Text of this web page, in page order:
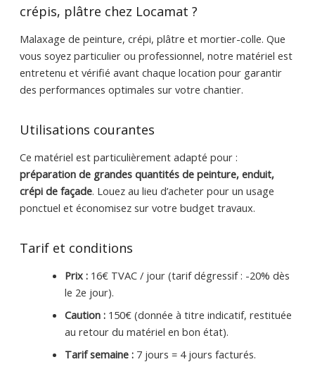
crépis, plâtre chez Locamat ?
Malaxage de peinture, crépi, plâtre et mortier-colle. Que
vous soyez particulier ou professionnel, notre matériel est
entretenu et vérifié avant chaque location pour garantir
des performances optimales sur votre chantier.
Utilisations courantes
Ce matériel est particulièrement adapté pour :
préparation de grandes quantités de peinture, enduit,
crépi de façade. Louez au lieu d’acheter pour un usage
ponctuel et économisez sur votre budget travaux.
Tarif et conditions
Prix :16€ TVAC / jour (tarif dégressif : -20% dès
le 2e jour).
Caution :150€ (donnée à titre indicatif, restituée
au retour du matériel en bon état).
Tarif semaine :7 jours = 4 jours facturés.